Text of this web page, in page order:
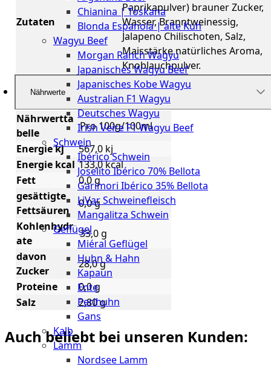
Chianina | Toskana
Blonda Espanola | alte Kuh
Wagyu Beef
Morgan Ranch Wagyu
Japanisches Wagyu Beef
Japanisches Kobe Wagyu
Australian F1 Wagyu
Deutsches Wagyu
Irish Veire F1 Wagyu Beef
Schwein
Ibérico Schwein
Joselito Ibérico 70% Bellota
Garimori Ibérico 35% Bellota
LiVar Schweinefleisch
Mangalitza Schwein
Geflügel
Miéral Geflügel
Huhn & Hahn
Kapaun
Ente
Perlhuhn
Gans
Kalb
Lamm
Nordsee Lamm
Zutaten
Paprikapulver) brauner Zucker,
Wasser, Branntweinessig,
Jalapeno Chilischoten, Salz,
Maisstärke natürliches Aroma,
Knoblauchpulver.
Nährwerte
Nährwertta
belle
Pro 100g/100ml
Energie kj
567,0 kj
Energie kcal 133,0 kcal
Fett
0,0 g
gesättigte
Fettsäuren
0,0 g
Kohlenhydr
ate
33,0 g
davon
Zucker
28,0 g
Proteine
0,0 g
Salz
2,80 g
Auch beliebt bei unseren Kunden: